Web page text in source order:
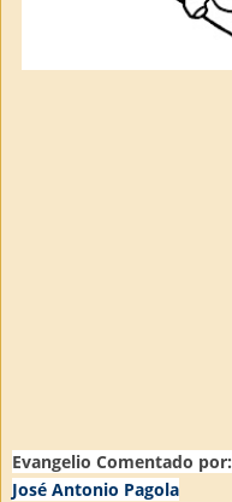
Evangelio Comentado por:
José Antonio Pagola